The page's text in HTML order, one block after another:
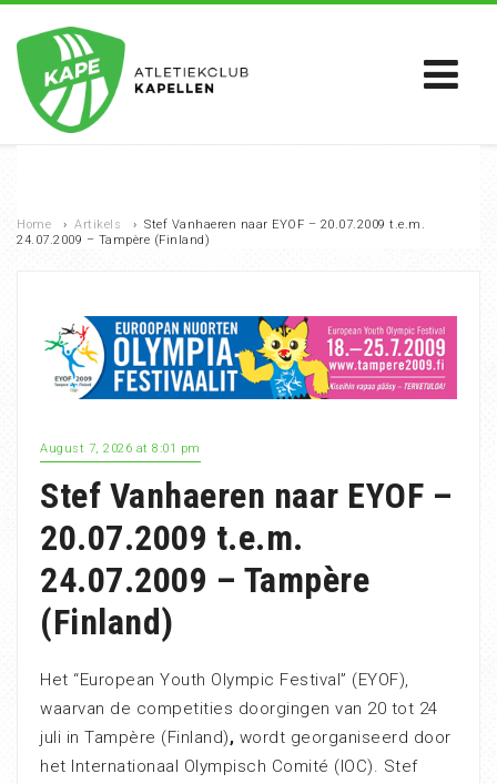
Home › Artikels › Stef Vanhaeren naar EYOF – 20.07.2009 t.e.m.
24.07.2009 – Tampère (Finland)
August 7, 2026 at 8:01 pm
Stef Vanhaeren naar EYOF –
20.07.2009 t.e.m.
24.07.2009 – Tampère
(Finland)
Het “European Youth Olympic Festival” (EYOF),
waarvan de competities doorgingen van 20 tot 24
juli in Tampère (Finland), wordt georganiseerd door
het Internationaal Olympisch Comité (IOC). Stef